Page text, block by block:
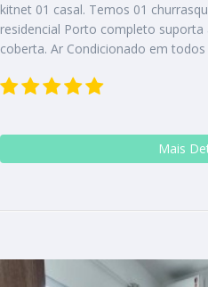
kitnet 01 casal. Temos 01
residencial Porto completo suporta
coberta. Ar Condicionado em
Mais